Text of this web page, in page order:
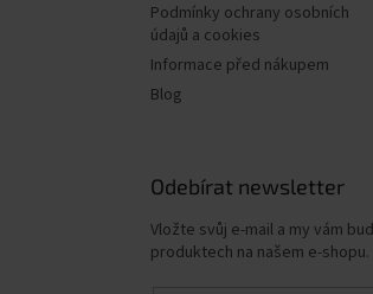
Podmínky ochrany osobních
údajů a cookies
Informace před nákupem
Blog
Odebírat newsletter
Vložte svůj e-mail a my vám
produktech na našem e-shopu.